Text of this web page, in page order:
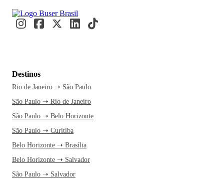
Destinos
Rio de Janeiro ➝ São Paulo
São Paulo ➝ Rio de Janeiro
São Paulo ➝ Belo Horizonte
São Paulo ➝ Curitiba
Belo Horizonte ➝ Brasília
Belo Horizonte ➝ Salvador
São Paulo ➝ Salvador